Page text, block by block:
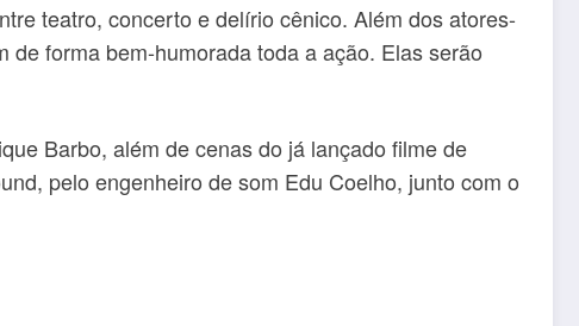
teatro, concerto e delírio cênico. Além dos atores-
forma bem-humorada toda a ação. Elas serão
Barbo, além de cenas do já lançado filme de
pelo engenheiro de som Edu Coelho, junto com o